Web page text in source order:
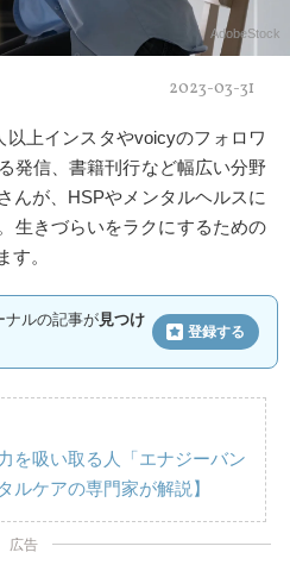
AdobeStock
2023-03-31
上インスタやvoicyのフォロワ
発信、書籍刊行など幅広い分野
んが、HSPやメンタルヘルスに
生きづらいをラクにするための
す。
ナルの記事が見つけ
登録する
を吸い取る人「エナジーバン
ルケアの専門家が解説】
広告